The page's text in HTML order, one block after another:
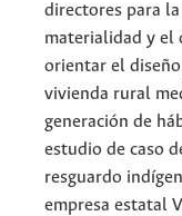
directores para
materialidad y el
orientar el
vivienda rural
generación de
estudio de caso
resguardo
empresa estatal